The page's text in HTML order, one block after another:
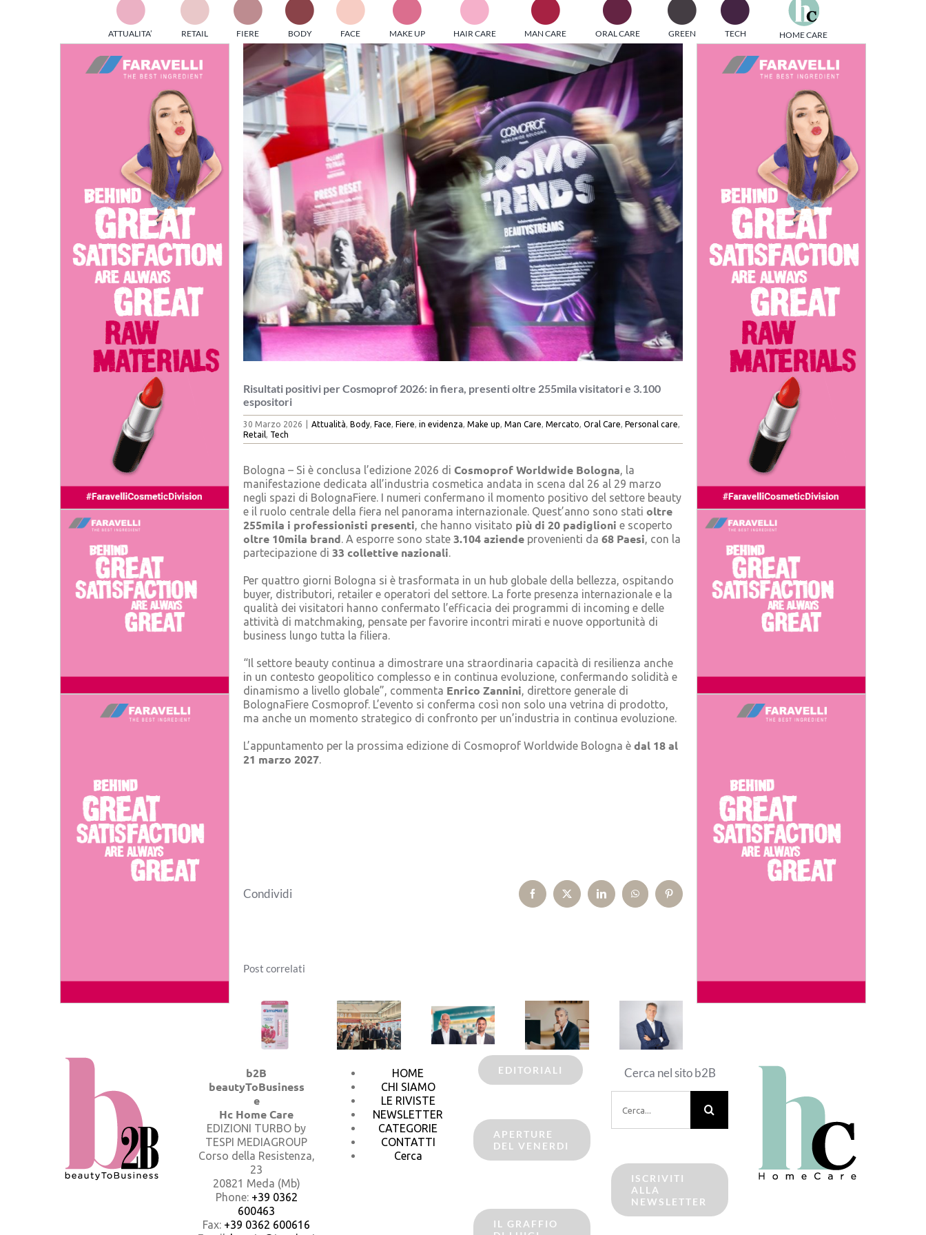
TESPI MEDIAGROUP racchiude un pool di società di comunicazione
ed editrici specializzate nell’informazione b2b. Edizioni Turbo, in
particolare, attraverso numerose riviste verticali, fornisce strumenti di
informazione che coinvolgono gli attori nei settori beauty, food,
technology, entertainment e sport.
Stay tuned!
LE RIVISTE
Scroll Down
ATTUALITA’ RETAIL FIERE BODY FACE MAKE UP HAIR CARE MAN CARE ORAL CARE GREEN TECH HOME CARE
Ingrandisci
immagine
Risultati positivi per Cosmoprof 2026: in fiera, presenti oltre 255mila visitatori e 3.100
espositori
30 Marzo 2026 Attualità, Body, Face, Fiere, in evidenza, Make up, Man Care, Mercato, Oral Care, Personal care,
Retail, Tech
Bologna – Si è conclusa l’edizione 2026 di Cosmoprof Worldwide Bologna, la
manifestazione dedicata all’industria cosmetica andata in scena dal 26 al 29 marzo
negli spazi di BolognaFiere. I numeri confermano il momento positivo del settore beauty
e il ruolo centrale della fiera nel panorama internazionale. Quest’anno sono stati oltre
255mila i professionisti presenti, che hanno visitato più di 20 padiglioni e scoperto
oltre 10mila brand. A esporre sono state 3.104 aziendeprovenienti da 68 Paesi, con la
partecipazione di 33 collettive nazionali.
Per quattro giorni Bologna si è trasformata in un hub globale della bellezza, ospitando
buyer, distributori, retailer e operatori del settore. La forte presenza internazionale e la
qualità dei visitatori hanno confermato l’efficacia dei programmi di incoming e delle
attività di matchmaking, pensate per favorire incontri mirati e nuove opportunità di
business lungo tutta la filiera.
“Il settore beauty continua a dimostrare una straordinaria capacità di resilienza anche
in un contesto geopolitico complesso e in continua evoluzione, confermando solidità e
dinamismo a livello globale”, commenta Enrico Zannini, direttore generale di
BolognaFiere Cosmoprof. L’evento si conferma così non solo una vetrina di prodotto,
ma anche un momento strategico di confronto per un’industria in continua evoluzione.
L’appuntamento per la prossima edizione di Cosmoprof Worldwide Bologna è dal 18 al
21 marzo 2027.
Condividi FacebookX LinkedInWhatsAppPinterest
Post correlati
esporta
la linea
Farma
“La
guerra
dei
prezzi
non fa
un bond
da 18
milioni
per
primo
semestre
2026:
ricavi a
2,35
miliardi
di euro
chiude il
2025
con
ricavi
record a
milioni
di euro
Neri
“La
b2B
beautyToBusiness
e
Hc Home Care
EDIZIONI TURBO by
TESPI MEDIAGROUP
Corso della Resistenza,
23
20821 Meda (Mb)
Phone: +39 0362
600463
Fax: +39 0362 600616
HOME
CHI SIAMO
LE RIVISTE
NEWSLETTER
CATEGORIE
CONTATTI
Cerca
EDITORIALI
APERTURE
DEL VENERDI
IL GRAFFIO
Cerca nel sito b2B
per:
ISCRIVITI
ALLA
NEWSLETTER